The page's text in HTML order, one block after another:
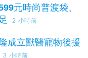
元時尚普渡袋、
2 小時前
成立獸醫寵物後援
3 小時前